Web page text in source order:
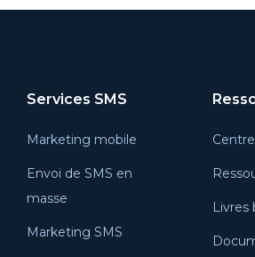
Services SMS
Marketing mobile
Envoi de SMS en
masse
Marketing SMS
Livres